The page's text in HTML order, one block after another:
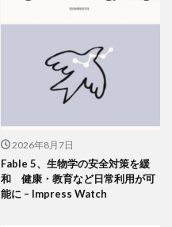
2026年8月7日
Fable 5、生物学の安全対策を緩
和 健康・教育など日常利用が可
能に – Impress Watch